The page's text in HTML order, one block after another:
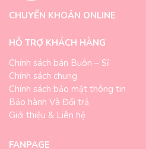
CHUYỂN KHOẢN ONLINE
HỖ TRỢ KHÁCH HÀNG
Chính sách bán Buôn – Sỉ
Chính sách chung
Chính sách bảo mật thông tin
Bảo hành Và Đổi trả
Giới thiệu & Liên hệ
FANPAGE